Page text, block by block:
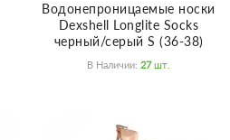
Водонепроницаемые носки
Dexshell Longlite Socks
черный/серый S (36-38)
В Наличии: 27 Шт.